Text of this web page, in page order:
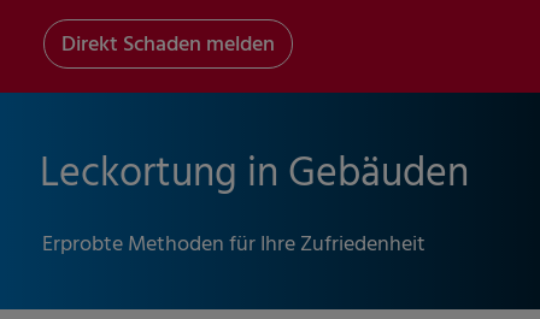
Leckortung in Gebäuden
Erprobte Methoden für Ihre Zufriedenheit
Direkt Schaden melden